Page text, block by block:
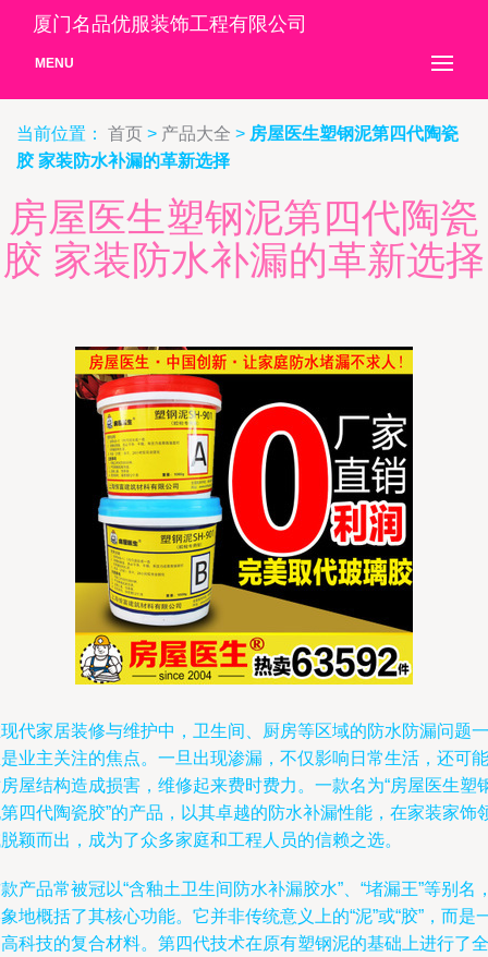
厦门名品优服装饰工程有限公司
MENU
当前位置： 首页 > 产品大全 > 房屋医生塑钢泥第四代陶瓷
胶 家装防水补漏的革新选择
房屋医生塑钢泥第四代陶瓷
胶 家装防水补漏的革新选择
代家居装修与维护中，卫生间、厨房等区域的防水防漏问题一
业主关注的焦点。一旦出现渗漏，不仅影响日常生活，还可能
屋结构造成损害，维修起来费时费力。一款名为“房屋医生塑
四代陶瓷胶”的产品，以其卓越的防水补漏性能，在家装家饰
颖而出，成为了众多家庭和工程人员的信赖之选。
产品常被冠以“含釉土卫生间防水补漏胶水”、“堵漏王”等别名
地概括了其核心功能。它并非传统意义上的“泥”或“胶”，而是
科技的复合材料。第四代技术在原有塑钢泥的基础上进行了全